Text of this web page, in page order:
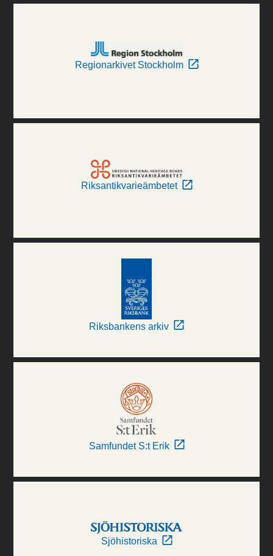
Regionarkivet Stockholm
Riksantikvarieämbetet
Riksbankens arkiv
Samfundet S:t Erik
Sjöhistoriska